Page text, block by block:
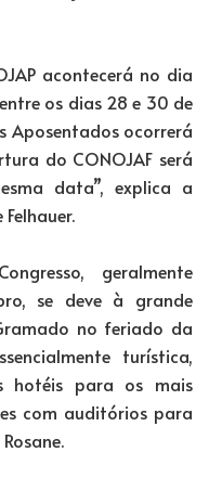
acontecerá no dia
os dias 28 e 30 de
Aposentados ocorrerá
do CONOJAF será
data”, explica a
geralmente
se deve à grande
no feriado da
turística,
hotéis para os mais
com auditórios para